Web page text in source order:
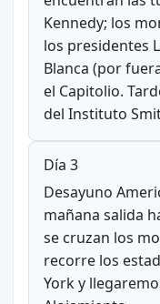
Kennedy; los
los presidentes
Blanca (por
el Capitolio.
del Instituto
Día 3
Desayuno
mañana salida
se cruzan los
recorre los
York y